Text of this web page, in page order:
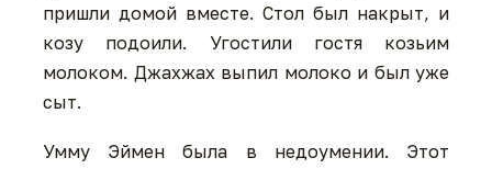
пришли домой вместе. Стол был накрыт, и
козу подоили. Угостили гостя козьим
молоком. Джахжах выпил молоко и был уже
сыт.
Умму Эймен была в недоумении. Этот